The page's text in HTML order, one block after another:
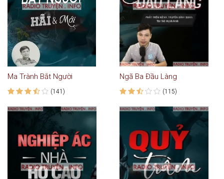
Ma Trành Bắt Người
(141)
Ngã Ba Đầu Làng
(115)